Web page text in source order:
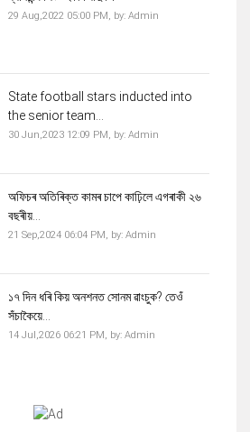
29 Aug,2022 05:00 PM, by: Admin
State football stars inducted into
the senior team...
30 Jun,2023 12:09 PM, by: Admin
অফিচৰ ‌অতিৰিক্ত কামৰ চাপে কাঢ়িলে এগৰাকী ২৬
বছৰীয়...
21 Sep,2024 06:04 PM, by: Admin
১৭ দিন ধৰি কিয় অনশনত সোনম ৱাংচুক? তেওঁ
সঁচাকৈয়ে...
14 Jul,2026 06:21 PM, by: Admin